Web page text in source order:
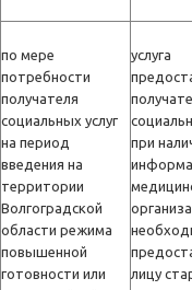
по мере
потребности
получателя
социальных услуг
на период
введения на
территории
Волгоградской
области режима
повышенной
готовности или
услуга
при
лицу